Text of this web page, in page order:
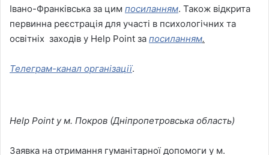
Івано-Франківська за цим посиланням. Також відкрита
первинна реєстрація для участі в психологічних та
освітніх заходів у Help Point за посиланням.
Телеграм-канал організації.
Help Point у м. Покров (Дніпропетровська область)
Заявка на отримання гуманітарної допомоги у м.